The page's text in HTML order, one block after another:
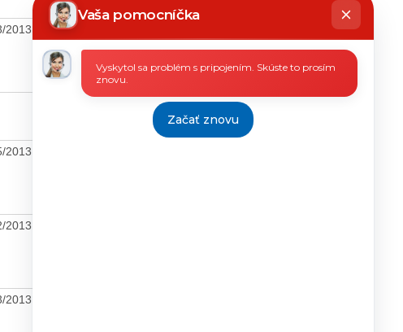
2013 14.1.2014
Jozef
Ing.Korchan
vedúci EÚ
5.2.2014
2013
2013
2013
Vaša pomocníčka
píše
Vyskytol sa problém s pripojením. Skúste to prosím
znovu.
Začať znovu